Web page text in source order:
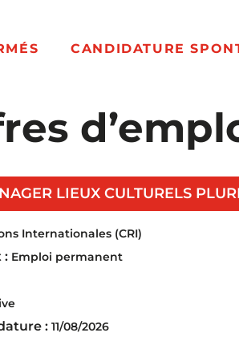
CANDIDATURE
LIEUX CULTURELS
Internationales (CRI)
: Emploi permanent
: 11/08/2026